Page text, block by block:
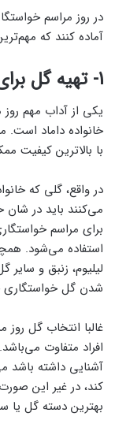
در روز مراسم
آماده کنند که
1- تهیه گل برای روز مراسم خواستگاری
یکی از آداب مهم
خانواده داماد
با بالاترین کیفیت
در واقع، گلی که
‌می‌کنند باید در شان
برای مراسم
استفاده ‌می‌شود.
لیلیوم، زنبق و
شدن گل
غالبا انتخاب گل
افراد متفاوت
آشنایی داشته باشد
کند، در غیر این‌
بهترین دسته‌ گل یا